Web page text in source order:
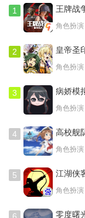
5、开局元宝建议
购买虓虎飞将铠
套、刺客套、女兵
6、游戏自带能力
可在含元殿进入内
方与友军能力会
开始兵种威压周目
拖回合。
第一关 血染济南府
没有任何难度，
那个骑兵，原地等
1
王牌战
本
角色扮
2
皇帝圣
1.0.0
角色扮
3
病娇模
卓版
角色扮
4 高校舰
角色扮
5 江湖侠
角色扮
零度曙